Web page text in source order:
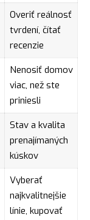
Overiť reálnosť
tvrdení, čítať
recenzie
Nenosiť domov
viac, než ste
priniesli
Stav a kvalita
prenajímaných
kúskov
Vyberať
najkvalitnejšie
línie, kupovať